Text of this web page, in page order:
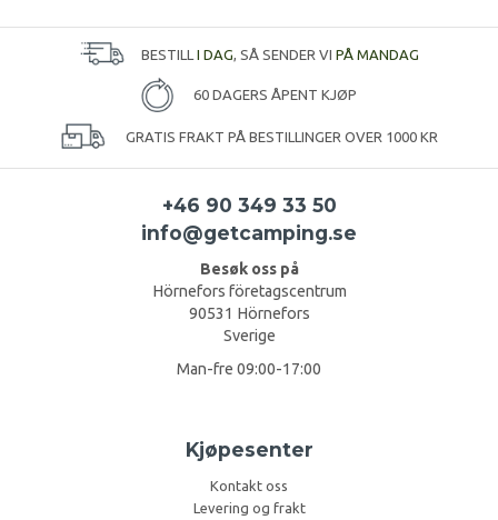
BESTILL I DAG , SÅ SENDER VI PÅ MANDAG
60 DAGERS ÅPENT KJØP
GRATIS FRAKT PÅ BESTILLINGER OVER 1000 KR
+46 90 349 33 50
info@getcamping.se
Besøk oss på
Hörnefors företagscentrum
90531 Hörnefors
Sverige
Man-fre 09:00-17:00
Kjøpesenter
Kontakt oss
Levering og frakt